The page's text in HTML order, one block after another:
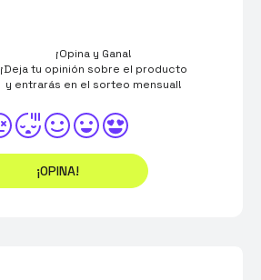
¡Opina y Gana!
¡Deja tu opinión sobre el producto
y entrarás en el sorteo mensual!
¡OPINA!